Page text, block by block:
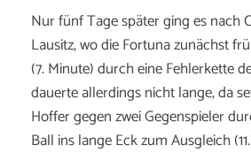
Nur fünf Tage später ging es nach
Lausitz, wo die Fortuna zunächst
(7. Minute) durch eine Fehlerkette
dauerte allerdings nicht lange, da
Hoffer gegen zwei Gegenspieler
Ball ins lange Eck zum Ausgleich